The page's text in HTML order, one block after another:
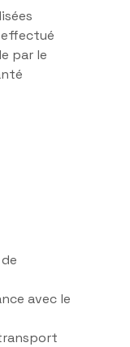
par le
avec le